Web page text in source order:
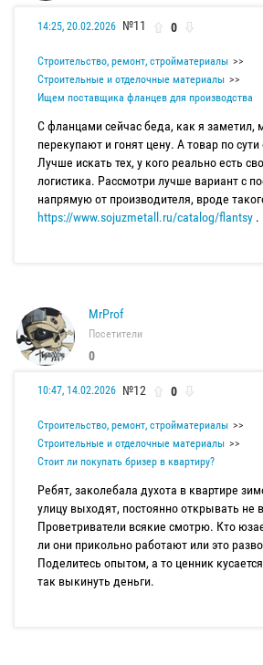
14:25, 20.02.2026 №11 0
Строительство, ремонт, стройматериалы
Строительные и отделочные материалы
Ищем поставщика фланцев для производства
С фланцами сейчас беда, как я заметил,
перекупают и гонят цену. А товар по
Лучше искать тех, у кого реально есть
логистика. Рассмотри лучше вариант с
напрямую от производителя, вроде
https://www.sojuzmetall.ru/catalog/flantsy .
MrProf
Посетители
0
10:47, 14.02.2026 №12 0
Строительство, ремонт, стройматериалы
Строительные и отделочные материалы
Стоит ли покупать бризер в квартиру?
Ребят, заколебала духота в квартире
улицу выходят, постоянно открывать не
Проветриватели всякие смотрю. Кто
ли они прикольно работают или это
Поделитесь опытом, а то ценник
так выкинуть деньги.